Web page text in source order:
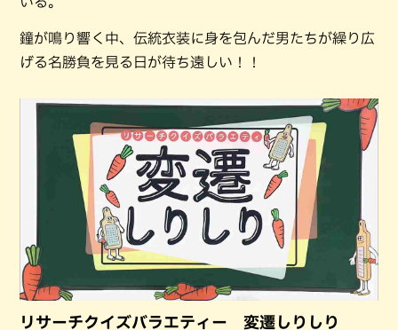
鐘が鳴り響く中、伝統衣装に身を包んだ男たちが繰り広
げる名勝負を見る日が待ち遠しい！！
リサーチクイズバラエティー 変遷しりしり